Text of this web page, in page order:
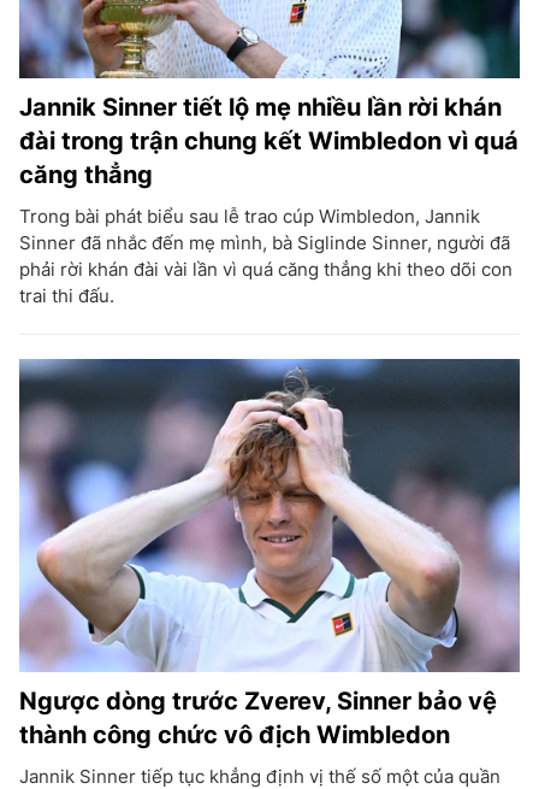
Jannik Sinner tiết lộ mẹ nhiều lần rời khán
đài trong trận chung kết Wimbledon vì quá
căng thẳng
Trong bài phát biểu sau lễ trao cúp Wimbledon, Jannik
Sinner đã nhắc đến mẹ mình, bà Siglinde Sinner, người đã
phải rời khán đài vài lần vì quá căng thẳng khi theo dõi con
trai thi đấu.
Ngược dòng trước Zverev, Sinner bảo vệ
thành công chức vô địch Wimbledon
Jannik Sinner tiếp tục khẳng định vị thế số một của quần